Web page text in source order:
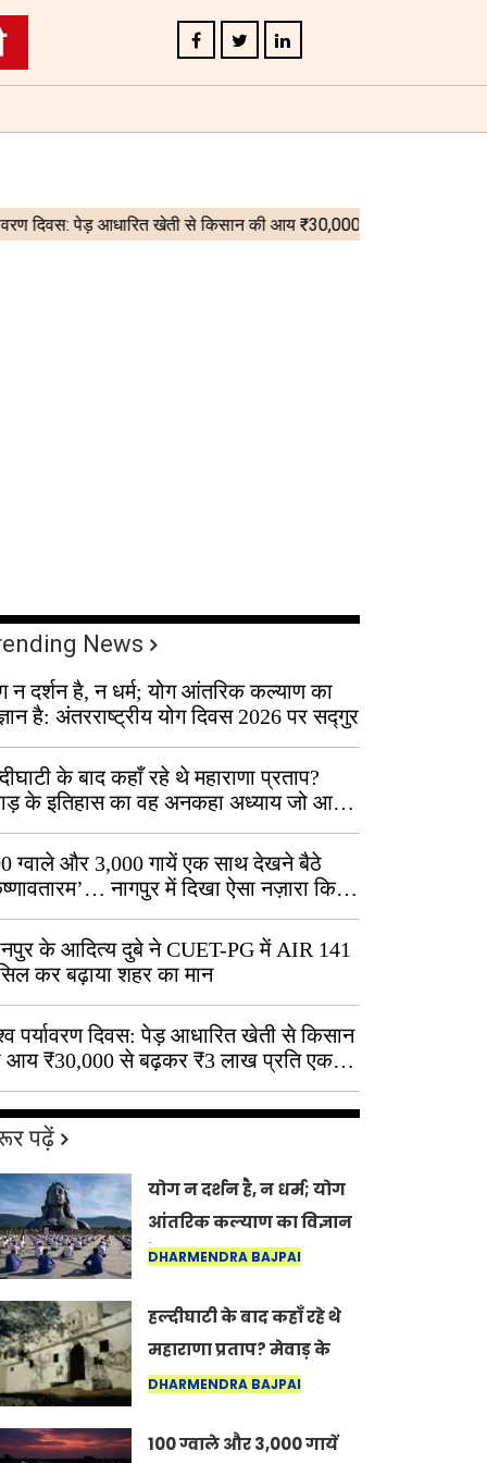
News
न दर्शन है, न धर्म; योग आंतरिक कल्याण का
है: अंतरराष्ट्रीय योग दिवस 2026 पर सद्गुर
के बाद कहाँ रहे थे महाराणा प्रताप?
के इतिहास का वह अनकहा अध्याय जो आज
में जीवित है
ग्वाले और 3,000 गायें एक साथ देखने बैठे
नागपुर में दिखा ऐसा नज़ारा कि
बोले, “ऐसा तो सिर्फ़ कृष्ण ही कर सकते हैं”
के आदित्य दुबे ने CUET-PG में AIR 141
कर बढ़ाया शहर का मान
पर्यावरण दिवस: पेड़ आधारित खेती से किसान
आय ₹30,000 से बढ़कर ₹3 लाख प्रति एकड़
पढ़ें
योग न दर्शन है, न धर्म; योग
आंतरिक कल्याण का विज्ञान
है: अंतरराष्ट्रीय योग दिवस
DHARMENDRA BAJPAI
हल्दीघाटी के बाद कहाँ रहे थे
महाराणा प्रताप? मेवाड़ के
इतिहास का वह अनकहा
में जीवित है
DHARMENDRA BAJPAI
100 ग्वाले और 3,000 गायें